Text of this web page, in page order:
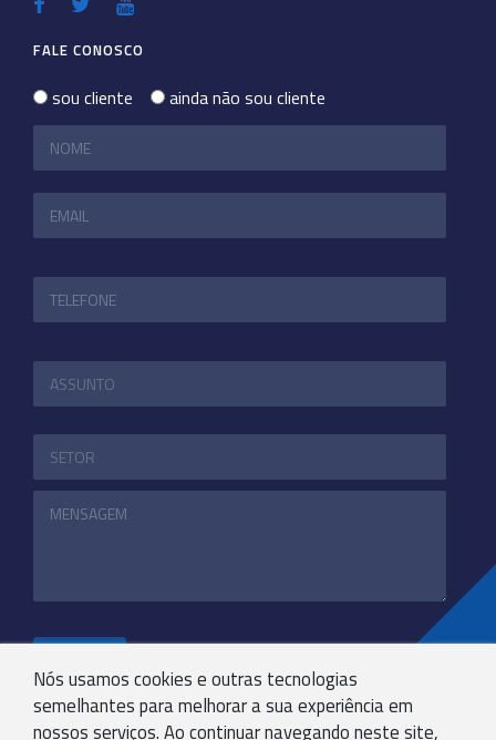
Nós usamos cookies e outras tecnologias
semelhantes para melhorar a sua experiência em
nossos serviços. Ao continuar navegando neste site,
FALE CONOSCO
sou cliente ainda não sou cliente